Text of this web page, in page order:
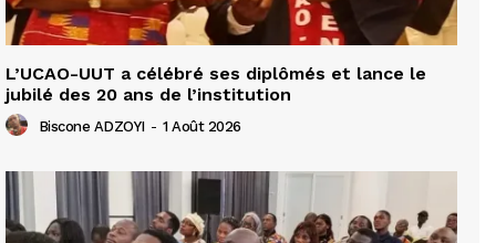
L’UCAO-UUT a célébré ses diplômés et lance le
jubilé des 20 ans de l’institution
Biscone ADZOYI - 1 Août 2026